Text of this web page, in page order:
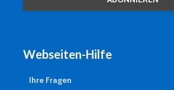
Webseiten-Hilfe
Ihre Fragen